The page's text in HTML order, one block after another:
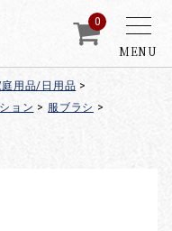
MENU
0
庭用品/日用品 >
ョン > 服ブラシ >